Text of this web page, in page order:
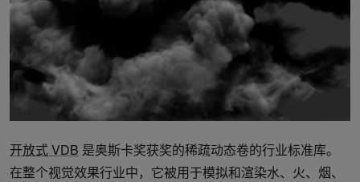
开放式 VDB 是奥斯卡奖获奖的稀疏动态卷的行业标准库。
在整个视觉效果行业中，它被用于模拟和渲染水、火、烟、